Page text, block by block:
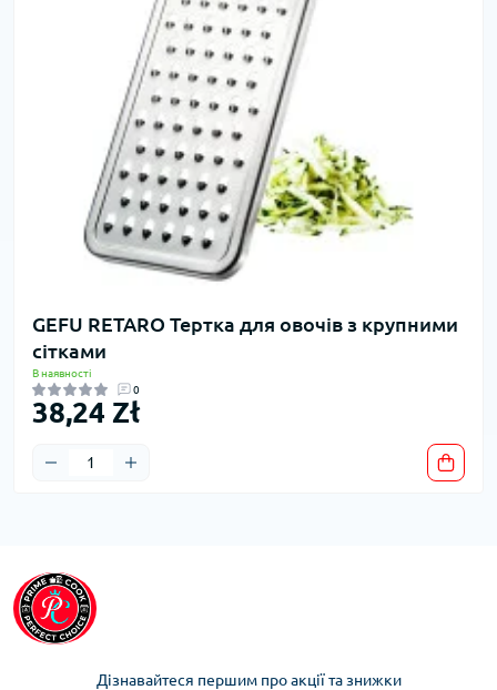
GEFU RETARO Тертка для овочів з крупними
сітками
В наявності
0
38,24 Zł
Дізнавайтеся першим про акції та знижки